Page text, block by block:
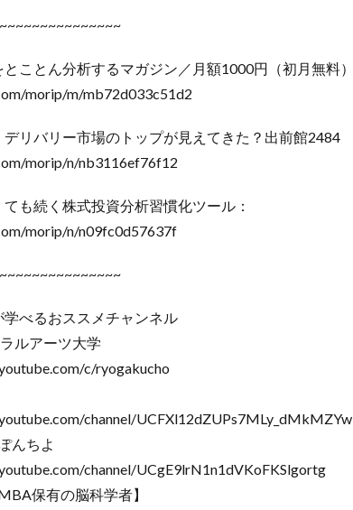
ことん分析するマガジン／月額1000円（初月無料）
morip/m/mb72d033c51d2
リバリー市場のトップが見えてきた？出前館2484
morip/n/nb3116ef76f12
も続く株式投資分析習慣化ツール：
morip/n/n09fc0d57637f
べるおススメチャンネル
ルアーツ大学
c/ryogakucho
channel/UCFXl12dZUPs7MLy_dMkMZYw
んちよ
channel/UCgE9lrN1n1dVKoFKSlgortg
保有の脳科学者】